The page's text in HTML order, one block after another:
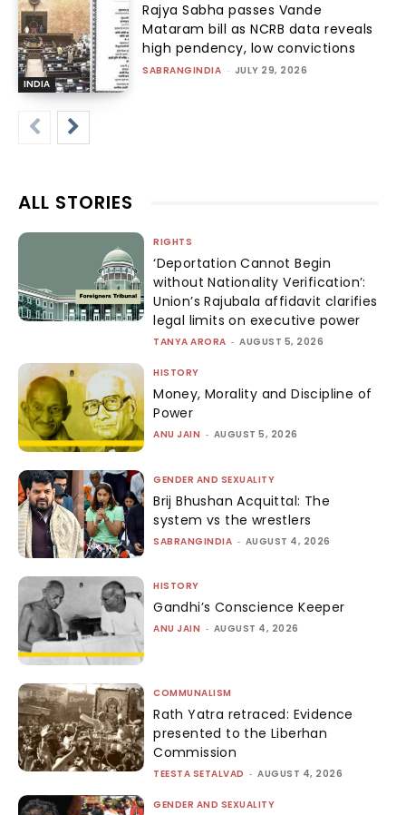
INDIA
Rajya Sabha passes Vande
Mataram bill as NCRB data reveals
high pendency, low convictions
SABRANGINDIA - JULY 29, 2026
ALL STORIES
RIGHTS
‘Deportation Cannot Begin
without Nationality Verification’:
Union’s Rajubala affidavit clarifies
legal limits on executive power
TANYA ARORA - AUGUST 5, 2026
HISTORY
Money, Morality and Discipline of
Power
ANU JAIN - AUGUST 5, 2026
GENDER AND SEXUALITY
Brij Bhushan Acquittal: The
system vs the wrestlers
SABRANGINDIA - AUGUST 4, 2026
HISTORY
Gandhi’s Conscience Keeper
ANU JAIN - AUGUST 4, 2026
COMMUNALISM
Rath Yatra retraced: Evidence
presented to the Liberhan
Commission
TEESTA SETALVAD - AUGUST 4, 2026
GENDER AND SEXUALITY